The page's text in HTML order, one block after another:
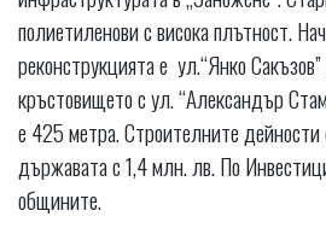
полиетиленови с висока плътност.
реконструкцията е yл.“Янко
кръстовището с ул. “Александър
е 425 метра. Строителните
държавата с 1,4 млн. лв. По
общините.